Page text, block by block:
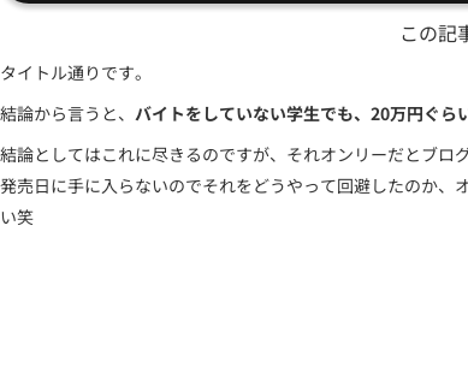
この記
タイトル通りです。
結論から言うと、 バイトをしていない学生でも、20万円ぐ
結論としてはこれに尽きるのですが、それオンリーだとブ
発売日に手に入らないのでそれをどうやって回避したのか
い笑